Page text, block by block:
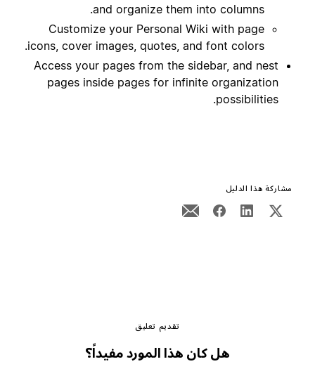
and organize them into columns.
Customize your Personal Wiki with page
icons, cover images, quotes, and font colors.
Access your pages from the sidebar, and nest
pages inside pages for infinite organization
possibilities.
مشاركة هذا الدليل
تقديم تعليق
هل كان هذا المورد مفيداً؟